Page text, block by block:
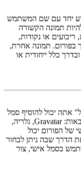
יחד עם שם המשתמש
תמונה הקשורה
או נקודות,
בפורום. תמונה אחרת,
כלל ייחודית או
אתה יכול להוסיף סמל
אישי באמצעות אחת מארבע השיטות הבאות: Gravatar, גלריה,
של הפורום יכול
הדרך שבה ניתן לבחור
בסמל אישי, צור